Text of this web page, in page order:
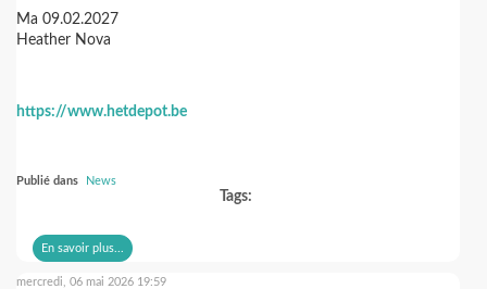
Ma 09.02.2027
Heather Nova
https://www.hetdepot.be
Publié dans News
Tags:
En savoir plus...
mercredi, 06 mai 2026 19:59